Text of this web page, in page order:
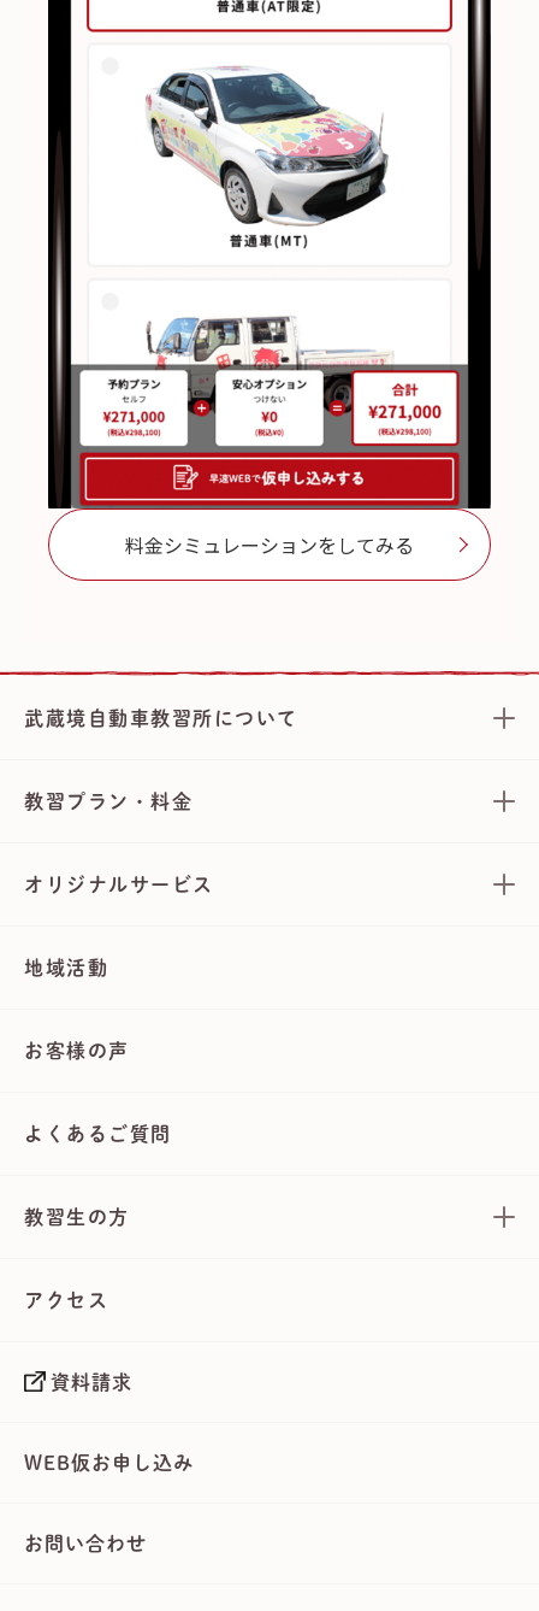
料金シミュレーションをしてみる
武蔵境自動車教習所について
教習プラン・料金
オリジナルサービス
地域活動
お客様の声
よくあるご質問
教習生の方
アクセス
資料請求
WEB仮お申し込み
お問い合わせ